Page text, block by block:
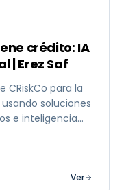
crédito: IA
| Erez Saf
CRiskCo para la
soluciones
e inteligencia
Ver